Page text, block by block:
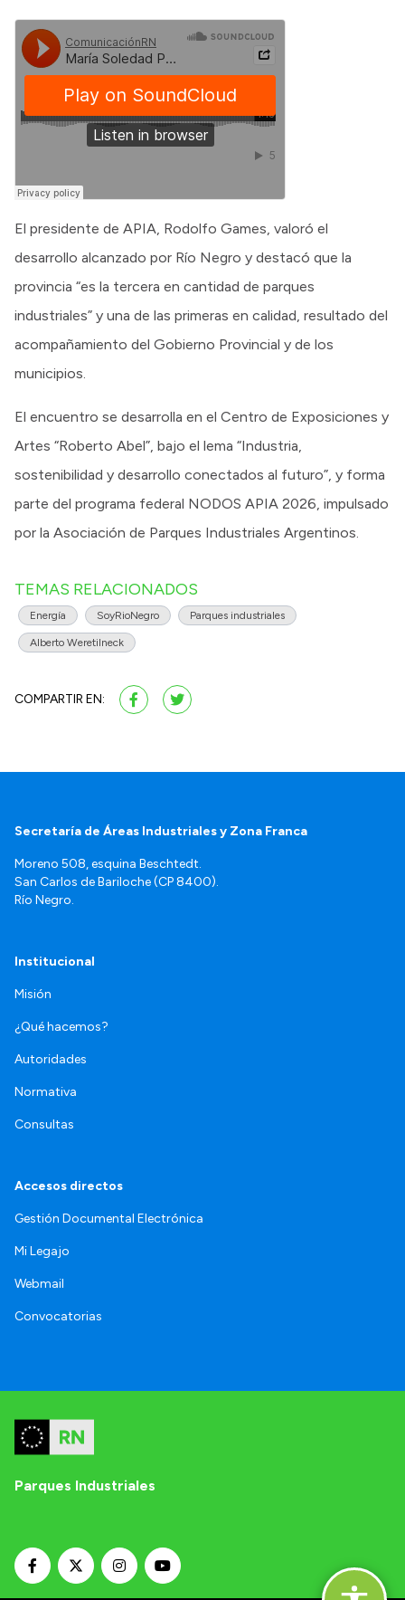
El presidente de APIA, Rodolfo Games, valoró el
desarrollo alcanzado por Río Negro y destacó que la
provincia “es la tercera en cantidad de parques
industriales” y una de las primeras en calidad, resultado del
acompañamiento del Gobierno Provincial y de los
municipios.
El encuentro se desarrolla en el Centro de Exposiciones y
Artes “Roberto Abel”, bajo el lema “Industria,
sostenibilidad y desarrollo conectados al futuro”, y forma
parte del programa federal NODOS APIA 2026, impulsado
por la Asociación de Parques Industriales Argentinos.
TEMAS RELACIONADOS
Energía SoyRioNegro Parques industriales
Alberto Weretilneck
COMPARTIR EN:
Secretaría de Áreas Industriales y Zona Franca
Moreno 508, esquina Beschtedt.
San Carlos de Bariloche (CP 8400).
Río Negro.
Institucional
Misión
¿Qué hacemos?
Autoridades
Normativa
Consultas
Accesos directos
Gestión Documental Electrónica
Mi Legajo
Webmail
Convocatorias
Parques Industriales